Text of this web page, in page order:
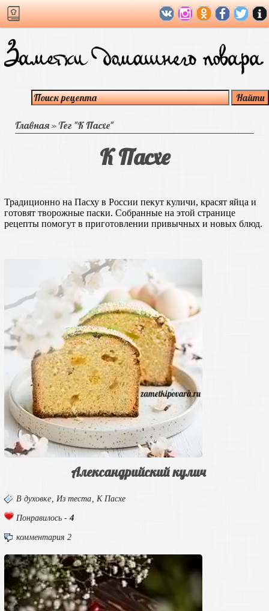
Главная»Тег "К Пасхе"
К Пасхе
Традиционно на Пасху в России пекут куличи, красят яйца и
готовят творожные паски. Собранные на этой странице
рецепты помогут в приготовлении привычных и новых блюд.
Александрийский кулич
В духовке Из теста К Пасхе
Понравилось -4
комментария 2